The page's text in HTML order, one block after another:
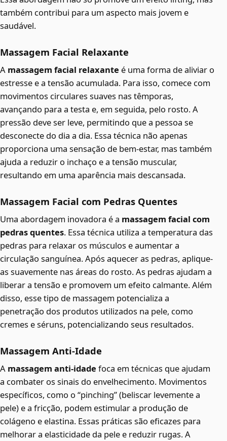
também contribui para um aspecto mais jovem e
saudável.
Massagem Facial Relaxante
A massagem facial relaxante é uma forma de aliviar o
estresse e a tensão acumulada. Para isso, comece com
movimentos circulares suaves nas têmporas,
avançando para a testa e, em seguida, pelo rosto. A
pressão deve ser leve, permitindo que a pessoa se
desconecte do dia a dia. Essa técnica não apenas
proporciona uma sensação de bem-estar, mas também
ajuda a reduzir o inchaço e a tensão muscular,
resultando em uma aparência mais descansada.
Massagem Facial com Pedras Quentes
Uma abordagem inovadora é a massagem facial com
pedras quentes. Essa técnica utiliza a temperatura das
pedras para relaxar os músculos e aumentar a
circulação sanguínea. Após aquecer as pedras, aplique-
as suavemente nas áreas do rosto. As pedras ajudam a
liberar a tensão e promovem um efeito calmante. Além
disso, esse tipo de massagem potencializa a
penetração dos produtos utilizados na pele, como
cremes e séruns, potencializando seus resultados.
Massagem Anti-Idade
A massagem anti-idade foca em técnicas que ajudam
a combater os sinais do envelhecimento. Movimentos
específicos, como o “pinching” (beliscar levemente a
pele) e a fricção, podem estimular a produção de
colágeno e elastina. Essas práticas são eficazes para
melhorar a elasticidade da pele e reduzir rugas. A